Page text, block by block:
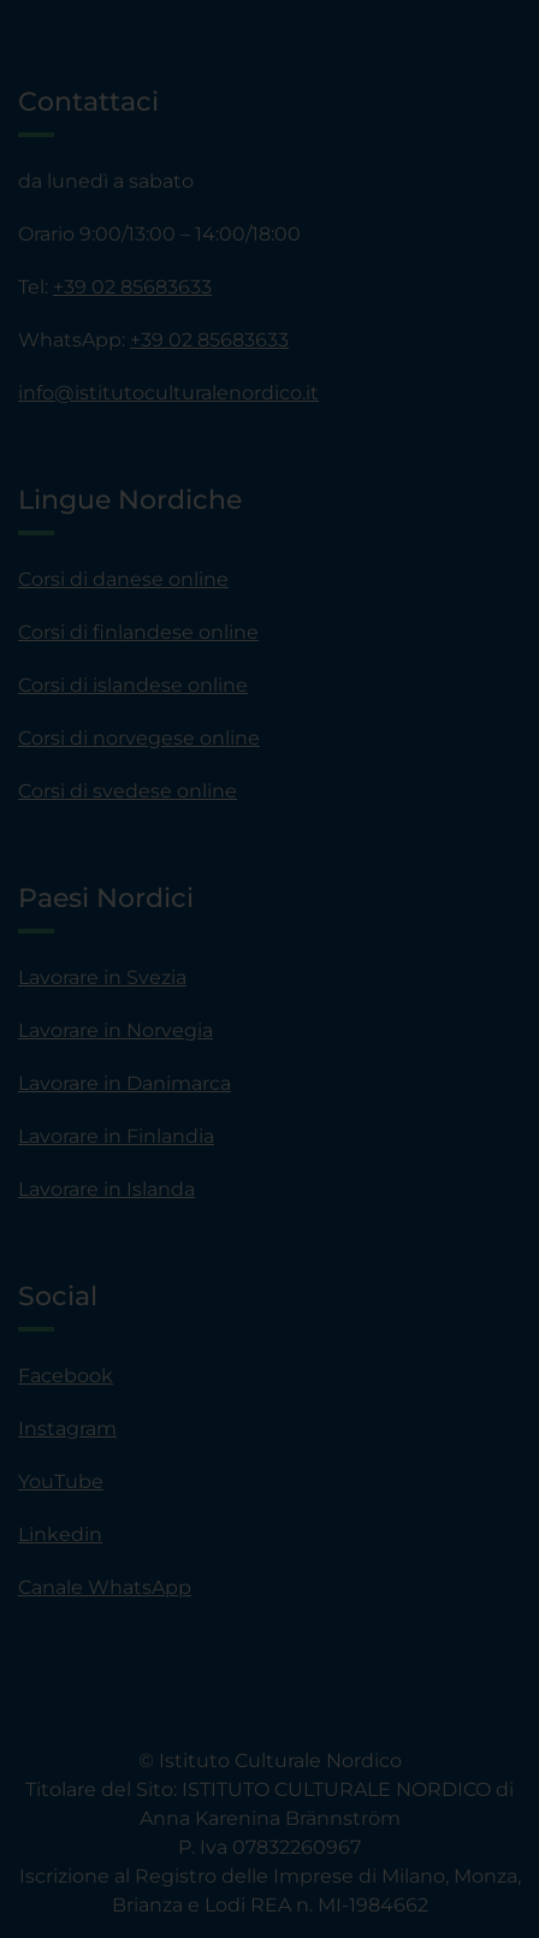
Contattaci
da lunedì a sabato
Orario 9:00/13:00 – 14:00/18:00
Tel: +39 02 85683633
WhatsApp: +39 02 85683633
info@istitutoculturalenordico.it
Lingue Nordiche
Corsi di danese online
Corsi di finlandese online
Corsi di islandese online
Corsi di norvegese online
Corsi di svedese online
Paesi Nordici
Lavorare in Svezia
Lavorare in Norvegia
Lavorare in Danimarca
Lavorare in Finlandia
Lavorare in Islanda
Social
Facebook
Instagram
YouTube
Linkedin
Canale WhatsApp
© Istituto Culturale Nordico
Titolare del Sito: ISTITUTO CULTURALE NORDICO di
Anna Karenina Brännström
P. Iva 07832260967
Iscrizione al Registro delle Imprese di Milano, Monza,
Brianza e Lodi REA n. MI-1984662